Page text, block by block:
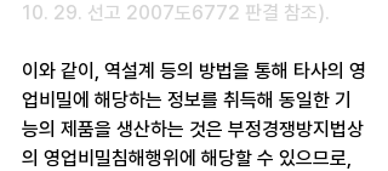
10. 29. 선고 2007도6772 판결 참조).
이와 같이, 역설계 등의 방법을 통해 타사의 영
업비밀에 해당하는 정보를 취득해 동일한 기
능의 제품을 생산하는 것은 부정경쟁방지법상
의 영업비밀침해행위에 해당할 수 있으므로,